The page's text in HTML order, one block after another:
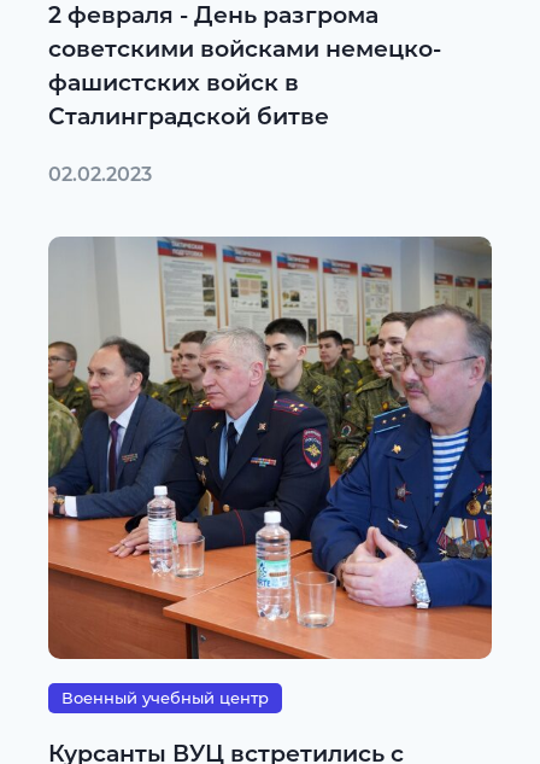
2 февраля - День разгрома
советскими войсками немецко-
фашистских войск в
Сталинградской битве
02.02.2023
Военный учебный центр
Курсанты ВУЦ встретились с